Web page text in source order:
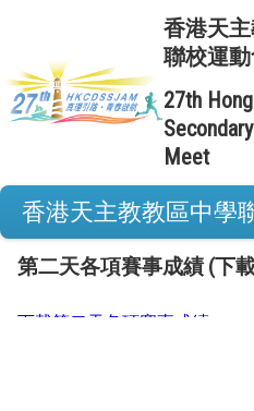
香港天
聯校運
27th
Meet
香港天主教教區中學
第二天各項賽事成績 (下